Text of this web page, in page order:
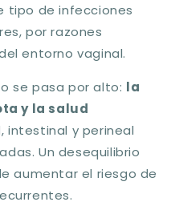
tipo de infecciones
por razones
entorno vaginal.
se pasa por alto: la
y la salud
intestinal y perineal
Un desequilibrio
aumentar el riesgo de